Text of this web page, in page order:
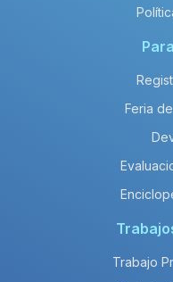
Feria
Trabajo